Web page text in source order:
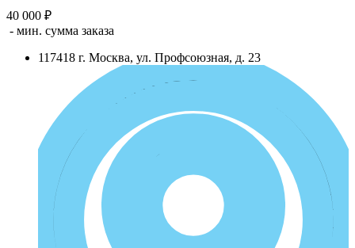
40 000 ₽
- мин. сумма заказа
117418 г. Москва, ул. Профсоюзная, д. 23